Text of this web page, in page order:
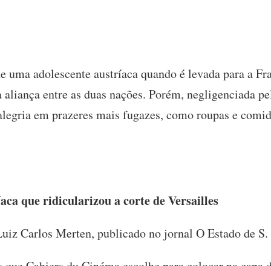
adolescente austríaca quando é levada para a
entre as duas nações. Porém, negligenciada
em prazeres mais fugazes, como roupas e
que ridicularizou a corte de Versailles
Carlos Merten, publicado no jornal O Estado de